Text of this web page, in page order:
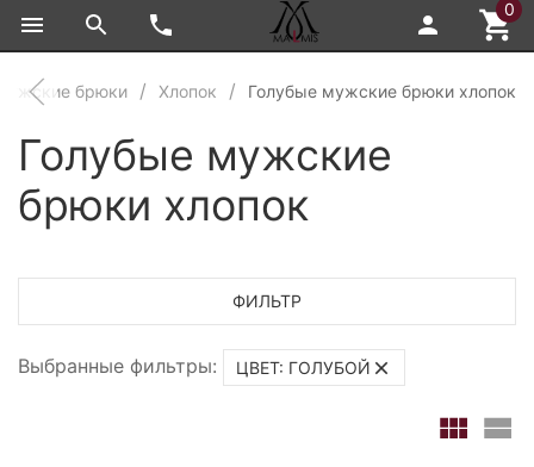
0
брюки Хлопок Голубые мужские брюки хлопок
Голубые мужские
брюки хлопок
ФИЛЬТР
Выбранные фильтры: ЦВЕТ: ГОЛУБОЙ